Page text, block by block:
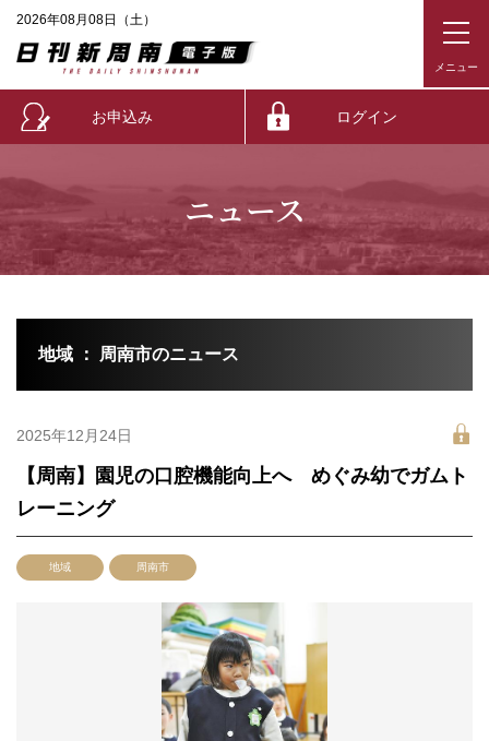
2026年08月08日（土）
お申込み ログイン
ニュース
地域 ： 周南市のニュース
2025年12月24日
【周南】園児の口腔機能向上へ めぐみ幼でガムト
レーニング
地域 周南市